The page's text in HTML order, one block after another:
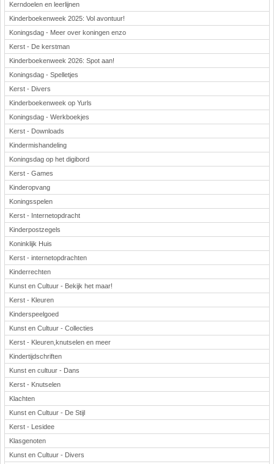
Kerndoelen en leerlijnen
Kinderboekenweek 2025: Vol avontuur!
Koningsdag - Meer over koningen enzo
Kerst - De kerstman
Kinderboekenweek 2026: Spot aan!
Koningsdag - Spelletjes
Kerst - Divers
Kinderboekenweek op Yurls
Koningsdag - Werkboekjes
Kerst - Downloads
Kindermishandeling
Koningsdag op het digibord
Kerst - Games
Kinderopvang
Koningsspelen
Kerst - Internetopdracht
Kinderpostzegels
Koninklijk Huis
Kerst - internetopdrachten
Kinderrechten
Kunst en Cultuur - Bekijk het maar!
Kerst - Kleuren
Kinderspeelgoed
Kunst en Cultuur - Collecties
Kerst - Kleuren,knutselen en meer
Kindertijdschriften
Kunst en cultuur - Dans
Kerst - Knutselen
Klachten
Kunst en Cultuur - De Stijl
Kerst - Lesidee
Klasgenoten
Kunst en Cultuur - Divers